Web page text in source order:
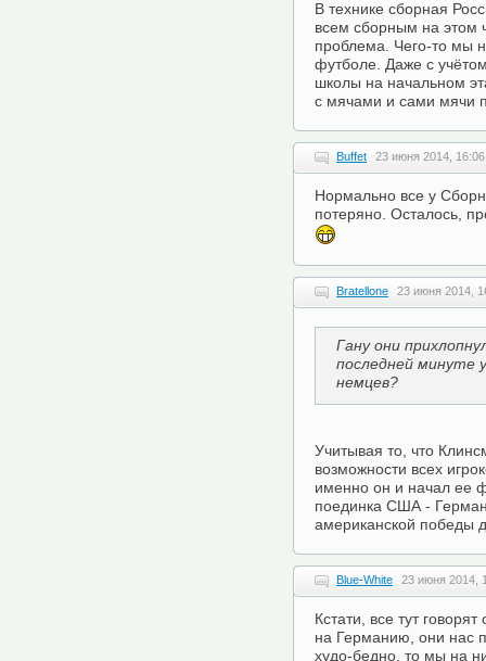
В технике сборная
всем сборным на этом
проблема. Чего-то мы
футболе. Даже с
школы на начальном
с мячами и сами мячи
Buffet 23 июня 2014, 16:06
Нормально все у
потеряно. Осталось,
Bratellone 23 июня 2014,
Гану они
последней минуте
немцев?
Учитывая то, что
возможности всех
именно он и начал ее
поединка США -
американской победы
Blue-White 23 июня 2014,
Кстати, все тут
на Германию, они нас
худо-бедно, то мы на